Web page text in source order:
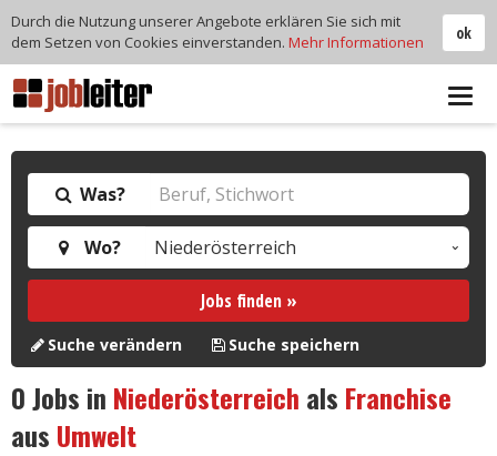
Was?
Wo?
Jobs finden »
Suche verändern Suche speichern
0Jobs in Niederösterreich als Franchise
aus Umwelt
ok
Durch die Nutzung unserer Angebote erklären Sie sich mit
dem Setzen von Cookies einverstanden. Mehr Informationen